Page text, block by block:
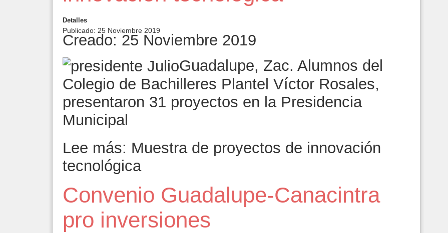
Detalles
Publicado: 25 Noviembre 2019
Creado: 25 Noviembre 2019
Guadalupe, Zac. Alumnos del
Colegio de Bachilleres Plantel Víctor Rosales,
presentaron 31 proyectos en la Presidencia
Municipal
Lee más: Muestra de proyectos de innovación
tecnológica
Convenio Guadalupe-Canacintra
pro inversiones